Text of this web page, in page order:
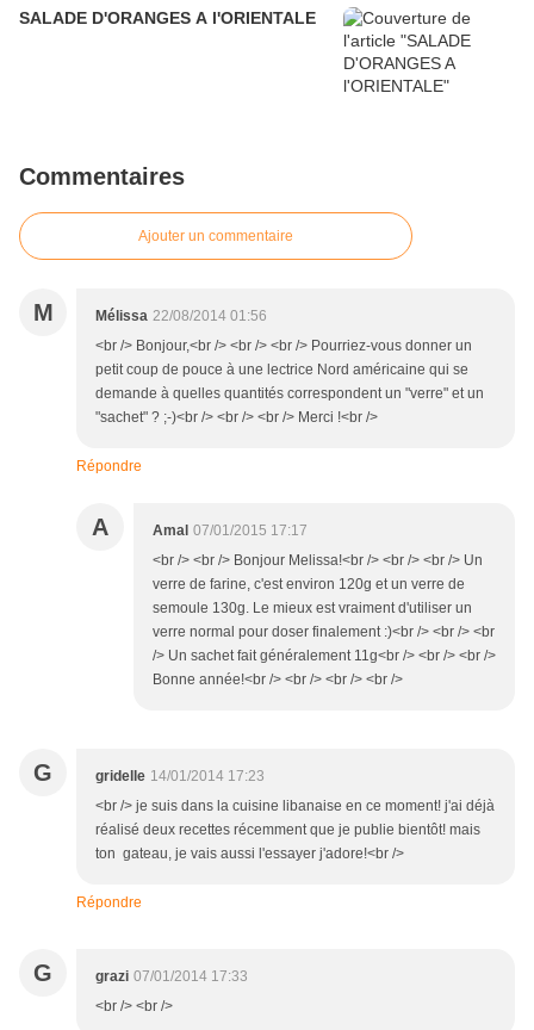
SALADE D'ORANGES A l'ORIENTALE
Commentaires
Ajouter un commentaire
M Mélissa 22/08/2014 01:56
<br /> Bonjour,<br /> <br /> <br /> Pourriez-vous donner un
petit coup de pouce à une lectrice Nord américaine qui se
demande à quelles quantités correspondent un "verre" et un
"sachet" ? ;-)<br /> <br /> <br /> Merci !<br />
Répondre
A Amal 07/01/2015 17:17
<br /> <br /> Bonjour Melissa!<br /> <br /> <br /> Un
verre de farine, c'est environ 120g et un verre de
semoule 130g. Le mieux est vraiment d'utiliser un
verre normal pour doser finalement :)<br /> <br /> <br
/> Un sachet fait généralement 11g<br /> <br /> <br />
Bonne année!<br /> <br /> <br /> <br />
G gridelle 14/01/2014 17:23
<br /> je suis dans la cuisine libanaise en ce moment! j'ai déjà
réalisé deux recettes récemment que je publie bientôt! mais
ton gateau, je vais aussi l'essayer j'adore!<br />
Répondre
G grazi 07/01/2014 17:33
<br /> <br />